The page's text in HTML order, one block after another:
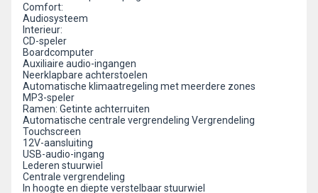
Comfort:
Audiosysteem
Interieur:
CD-speler
Boardcomputer
Auxiliaire audio-ingangen
Neerklapbare achterstoelen
Automatische klimaatregeling met meerdere zones
MP3-speler
Ramen: Getinte achterruiten
Automatische centrale vergrendeling Vergrendeling
Touchscreen
12V-aansluiting
USB-audio-ingang
Lederen stuurwiel
Centrale vergrendeling
In hoogte en diepte verstelbaar stuurwiel